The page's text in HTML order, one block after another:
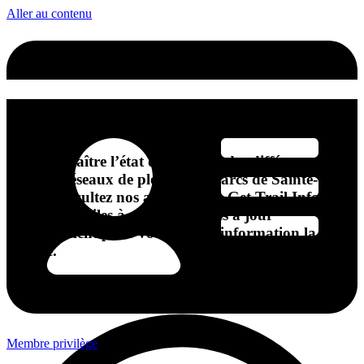
Aller au contenu
Membre privilège
Pour connaître l’état des sentiers des différents
sentiers, réseaux de plein air et parcs de Sainte-
Adèle, consultez nos applications Get Trail Info.
Elles sont faciles à utiliser et mises à jour
régulièrement pour vous offrir l'information la plus
récente.
Pour tous les sentiers, parcs et réseaux de Sainte-Adèle: